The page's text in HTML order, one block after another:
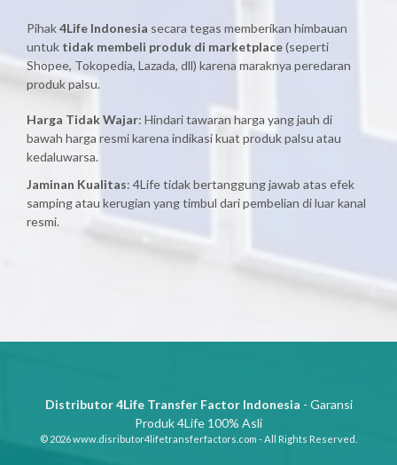
Pihak4Life Indonesia secara tegas memberikan himbauan
untuk tidak membeli produk di marketplace(seperti
Shopee, Tokopedia, Lazada, dll) karena maraknya peredaran
produk palsu.
Harga Tidak Wajar: Hindari tawaran harga yang jauh di
bawah harga resmi karena indikasi kuat produk palsu atau
kedaluwarsa.
Jaminan Kualitas: 4Life tidak bertanggung jawab atas efek
samping atau kerugian yang timbul dari pembelian di luar kanal
resmi.
Distributor 4Life Transfer Factor Indonesia - Garansi
Produk 4Life 100% Asli
© 2026 www.disributor4lifetransferfactors.com - All Rights Reserved.